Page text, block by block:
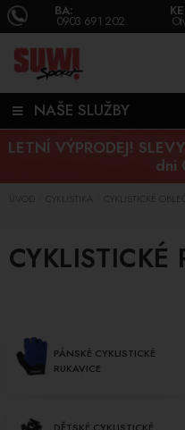
BA:
0903 691 202
KE:
NAŠE SLUŽBY
LETNÍ VÝPRODEJ!
dni
ÚVOD CYKLISTIKA CYKLISTICKÉ
CYKLISTICKÉ
PÁNSKÉ CYKLISTICKÉ
RUKAVICE
DĚTSKÉ CYKLISTICKÉ